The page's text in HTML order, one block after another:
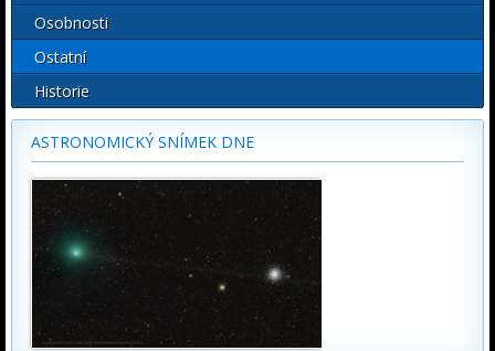
Osobnosti
Ostatní
Historie
ASTRONOMICKÝ SNÍMEK DNE